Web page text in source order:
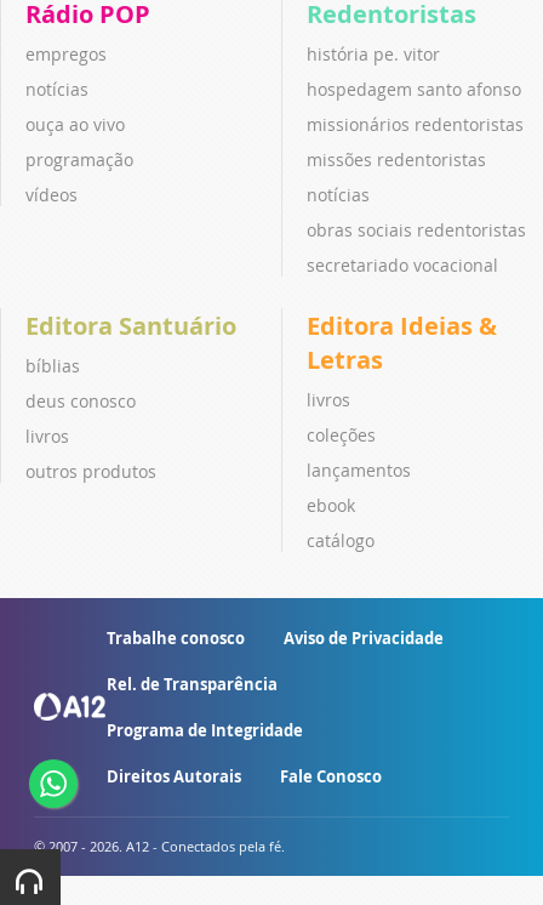
Rádio POP
empregos
notícias
ouça ao vivo
programação
vídeos
Redentoristas
história pe. vitor
hospedagem santo afonso
missionários redentoristas
missões redentoristas
notícias
obras sociais redentoristas
secretariado vocacional
Editora Santuário
bíblias
deus conosco
livros
outros produtos
Editora Ideias &
Letras
livros
coleções
lançamentos
ebook
catálogo
Trabalhe conosco Aviso de Privacidade
Rel. de Transparência
Programa de Integridade
Direitos Autorais Fale Conosco
© 2007 - 2026. A12 - Conectados pela fé.